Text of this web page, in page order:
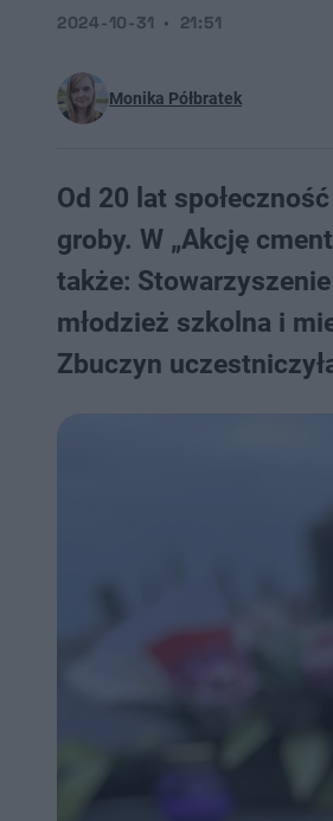
Monika Półbratek
2024-10-31 21:51
Od 20 lat
groby. W „Akcję
także:
młodzież szkolna i
Zbuczyn